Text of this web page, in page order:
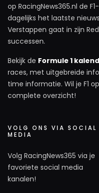
op RacingNews365.nl de
dagelijks het laatste
Verstappen gaat in zijn
successen.
Bekijk de Formule 1
races, met uitgebreide
time informatie. Wil je F1
complete overzicht!
VOLG ONS VIA SOCIAL
MEDIA
Volg RacingNews365 via je
favoriete social media
kanalen!